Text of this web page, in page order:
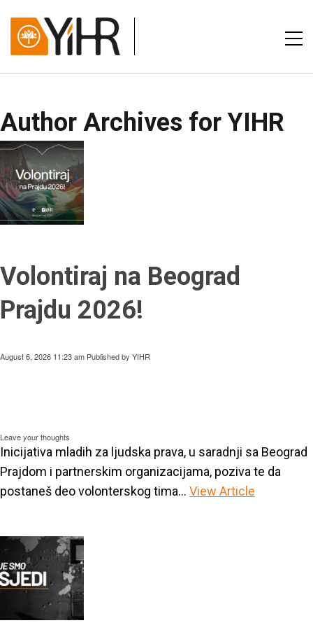
Author Archives for YIHR
Volontiraj na Beograd
Prajdu 2026!
August 6, 2026 11:23 am Published by YIHR
Leave your thoughts
Inicijativa mladih za ljudska prava, u saradnji sa Beograd
Prajdom i partnerskim organizacijama, poziva te da
postaneš deo volonterskog tima... View Article